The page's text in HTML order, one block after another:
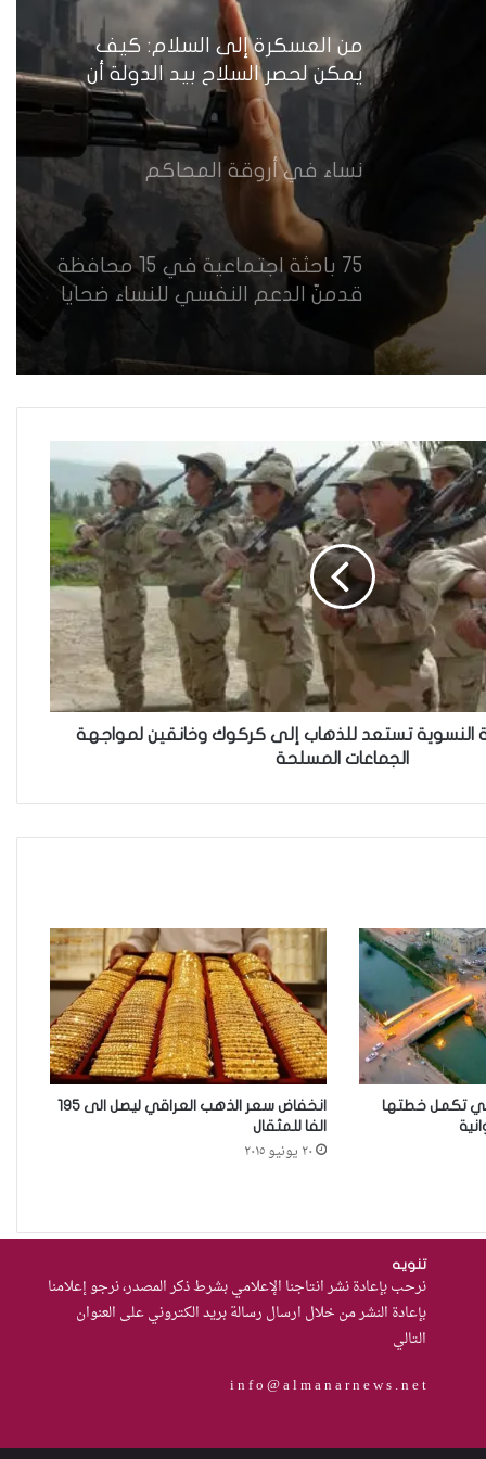
أمام اختبار حماية النساء واستعادة
الثقة
من العسكرة إلى السلام: كيف
يمكن لحصر السلاح بيد الدولة أن
يعزز تنفيذ القرار 1325 في العراق؟
نساء في أروقة المحاكم
75 باحثة اجتماعية في 15 محافظة
قدمنّ الدعم النفسي للنساء ضحايا
العنف في العراق
العراقية تكسر القيد نحو فضاء
الحرية
“كون آي” لماذا تركت وظيفتها
الحكومية وفتحت مطعم ؟
نينوى تسجل اعلى رقم بتصديق
العراقية
مقاهي النساء في العراق استراحة
وخصوصية
من يحرس الحراس؟حادثة الاعتداء
على موقوفة في مركز شرطة
يمكن لحصر السلاح بيد الدولة أن
يعزز تنفيذ القرار 1325 في العراق؟
نساء في أروقة المحاكم
النسوية تستعد للذهاب إلى كركوك وخانقين لمواجهة
الجماعات المسلحة
تكمل خطتها
انخفاض سعر الذهب العراقي ليصل الى 195
الفا للمثقال
٢٠ يونيو ٢٠١٥
تنويه
نرحب بإعادة نشر انتاجنا الإعلامي بشرط ذكر المصدر، نرجو إعلامنا
بإعادة النشر من خلال ارسال رسالة بريد الكتروني على العنوان
التالي
i n f o @ a l m a n a r n e w s . n e t